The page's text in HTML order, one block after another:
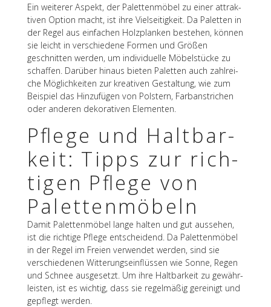
Ein weite­rer Aspekt, der Palet­ten­mö­bel zu einer attrak­
ti­ven Option macht, ist ihre Viel­sei­tig­keit. Da Palet­ten in
der Regel aus einfa­chen Holz­plan­ken bestehen, können
sie leicht in verschie­dene Formen und Größen
geschnit­ten werden, um indi­vi­du­elle Möbel­stü­cke zu
schaf­fen. Darüber hinaus bieten Palet­ten auch zahl­rei­
che Möglich­kei­ten zur krea­ti­ven Gestal­tung, wie zum
Beispiel das Hinzu­fü­gen von Pols­tern, Farb­an­stri­chen
oder ande­ren deko­ra­ti­ven Elementen.
Pflege und Halt­bar­
keit: Tipps zur rich­
ti­gen Pflege von
Palettenmöbeln
Damit Palet­ten­mö­bel lange halten und gut ausse­hen,
ist die rich­tige Pflege entschei­dend. Da Palet­ten­mö­bel
in der Regel im Freien verwen­det werden, sind sie
verschie­de­nen Witte­rungs­ein­flüs­sen wie Sonne, Regen
und Schnee ausge­setzt. Um ihre Halt­bar­keit zu gewähr­
leis­ten, ist es wich­tig, dass sie regel­mä­ßig gerei­nigt und
gepflegt werden.